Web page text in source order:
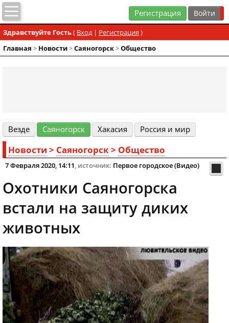
Регистрация
Здравствуйте Гость( Вход| Регистрация )
Главная > Новости>Cаяногорск>Общество
Везде Cаяногорск Хакасия Россия и мир
Новости > Cаяногорск> Общество
7 Февраля 2020, 14:11, источник: Первое городское (Видео)
Охотники Саяногорска
встали на защиту диких
животных